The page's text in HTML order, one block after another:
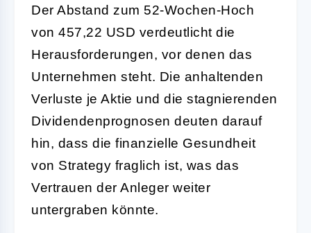
Der Abstand zum 52-Wochen-Hoch
von 457,22 USD verdeutlicht die
Herausforderungen, vor denen das
Unternehmen steht. Die anhaltenden
Verluste je Aktie und die stagnierenden
Dividendenprognosen deuten darauf
hin, dass die finanzielle Gesundheit
von Strategy fraglich ist, was das
Vertrauen der Anleger weiter
untergraben könnte.